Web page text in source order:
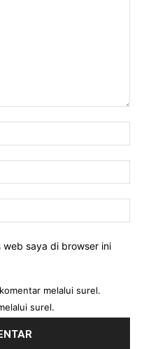
web saya di browser ini
melalui surel.
surel.